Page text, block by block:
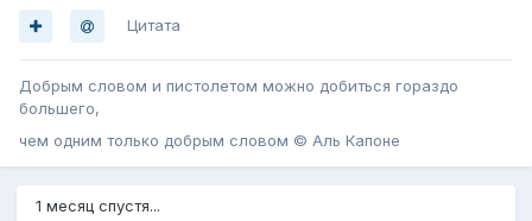
Цитата
Добрым словом и пистолетом можно добиться гораздо
большего,
чем одним только добрым словом © Аль Капоне
1 месяц спустя...